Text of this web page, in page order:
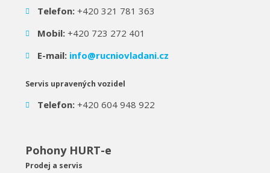
Telefon:+420 321 781 363
Mobil:+420 723 272 401
E-mail: info@rucniovladani.cz
Servis upravených vozidel
Telefon:+420 604 948 922
Pohony HURT-e
Prodej a servis